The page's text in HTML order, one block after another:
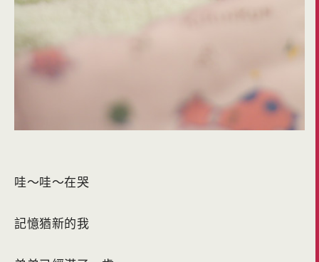
哇～哇～在哭
記憶猶新的我